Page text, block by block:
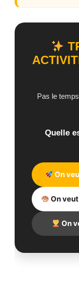
Pas le
Quelle
On
On
On